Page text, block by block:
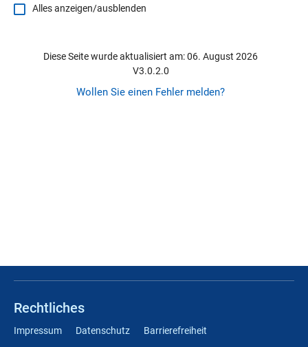
Alles anzeigen/ausblenden
Diese Seite wurde aktualisiert am: 06. August 2026
V3.0.2.0
Wollen Sie einen Fehler melden?
Rechtliches
Impressum Datenschutz Barrierefreiheit